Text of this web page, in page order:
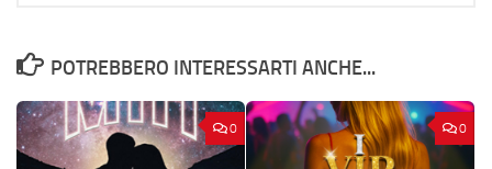
POTREBBERO INTERESSARTI ANCHE...
0 0